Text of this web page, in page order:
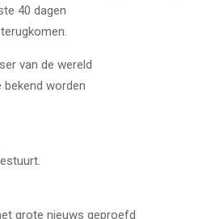
40 dagen
van de wereld
worden
grote nieuws geproefd